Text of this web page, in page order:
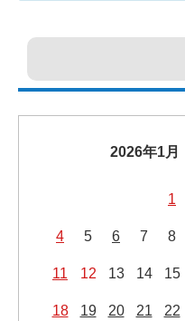
2026年1月
1
4 5 6 7 8
11 12 13 14 15
18 19 20 21 22